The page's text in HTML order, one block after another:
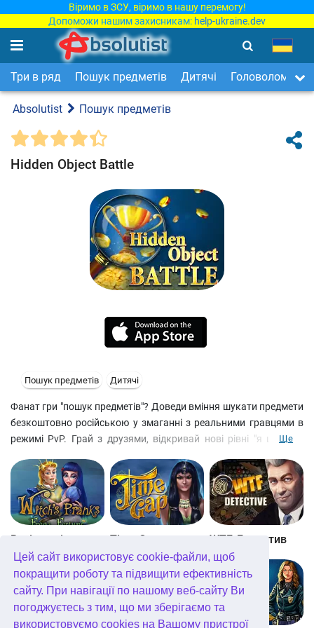
Цей сайт використовує cookie-файли, щоб
покращити роботу та підвищити ефективність
сайту. При навігації по нашому веб-сайту Ви
погоджуєтесь з тим, що ми зберігаємо та
використовуємо cookies на Вашому пристрої
Віримо в ЗСУ, віримо в нашу перемогу!
Допоможи нашим захисникам: help-ukraine.dev
Три в ряд Пошук предметів Дитячі Головоломки
Absolutist Пошук предметів
Hidden Object Battle
Пошук предметів Дитячі
Фанат гри "пошук предметів"? Доведи вміння шукати предмети
безкоштовно російською у змаганні з реальними гравцями в
режимі PvP. Грай з друзями, відкривай нові рівні "я шукаю".
безкоштовно російською або по силуетах. Змагайся з
випадковими фанатами гри “пошук предметів” або друзями
- Проходь повторно рівні “я шукаю” та отримуй досягнення у
кожній кімнаті
- Грай з друзями та отримуй монети безкоштовно
- Використовуй підказки, щоб здобути перемогу в PvP грі
Ще
Time Gap WTF Детектив